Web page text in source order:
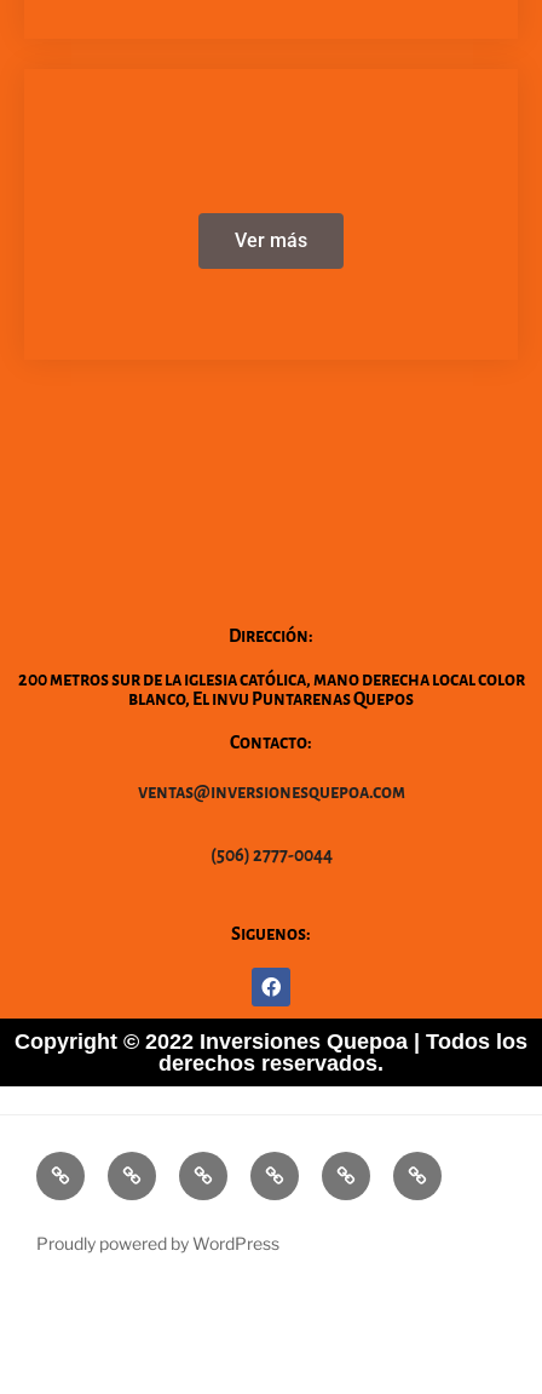
Ver más
Dirección:
200 metros sur de la iglesia católica, mano derecha local color
blanco, El invu Puntarenas Quepos
Contacto:
ventas@inversionesquepoa.com
(506) 2777-0044
Siguenos:
Copyright © 2022 Inversiones Quepoa | Todos los
derechos reservados.
Proudly powered by WordPress